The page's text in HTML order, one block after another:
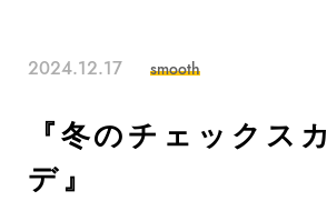
2024.12.17 smooth
『冬のチェックス
デ』